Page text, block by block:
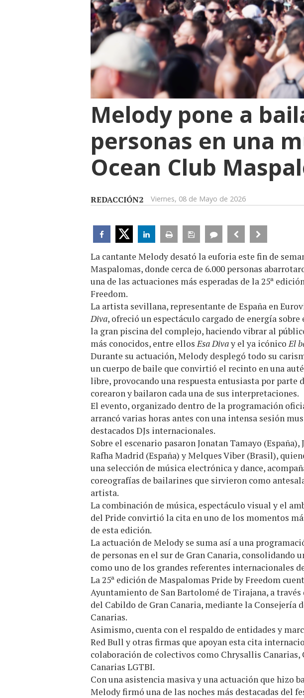
Melody pone a
personas en una
Ocean Club
REDACCIÓN2 Viernes, 08 de Mayo de 2026
La cantante Melody desató la euforia este fin de
Maspalomas, donde cerca de 6.000 personas
una de las actuaciones más esperadas de la 25ª
Freedom.
La artista sevillana, representante de España en
Diva, ofreció un espectáculo cargado de energía
la gran piscina del complejo, haciendo vibrar al
más conocidos, entre ellosEsa Divay el ya icónicoEl
Durante su actuación, Melody desplegó todo su
un cuerpo de baile que convirtió el recinto en una
libre, provocando una respuesta entusiasta por parte
corearon y bailaron cada una de sus interpretaciones.
El evento, organizado dentro de la programación
arrancó varias horas antes con una intensa sesión
destacados DJs internacionales.
Sobre el escenario pasaron Jonatan Tamayo (España),
Rafha Madrid (España) y Melques Viber (Brasil),
una selección de música electrónica y dance,
coreografías de bailarines que sirvieron como
artista.
La combinación de música, espectáculo visual y el
del Pride convirtió la cita en uno de los momentos
de esta edición.
La actuación de Melody se suma así a una
de personas en el sur de Gran Canaria, consolidando
como uno de los grandes referentes internacionales
La 25ª edición de Maspalomas Pride by Freedom
Ayuntamiento de San Bartolomé de Tirajana, a
del Cabildo de Gran Canaria, mediante la Consejería
Canarias.
Asimismo, cuenta con el respaldo de entidades y
Red Bull y otras firmas que apoyan esta cita
colaboración de colectivos como Chrysallis Canarias,
Canarias LGTBI.
Con una asistencia masiva y una actuación que hizo
Melody firmó una de las noches más destacadas del